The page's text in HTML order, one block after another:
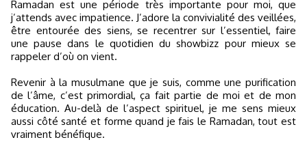
Ramadan est une période très importante pour moi, que
j’attends avec impatience. J’adore la convivialité des veillées,
être entourée des siens, se recentrer sur l’essentiel, faire
une pause dans le quotidien du showbizz pour mieux se
rappeler d’où on vient.
Revenir à la musulmane que je suis, comme une purification
de l’âme, c’est primordial, ça fait partie de moi et de mon
éducation. Au-delà de l’aspect spirituel, je me sens mieux
aussi côté santé et forme quand je fais le Ramadan, tout est
vraiment bénéfique.